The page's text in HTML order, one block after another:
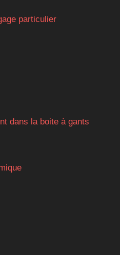
particulier
dans la boite à gants